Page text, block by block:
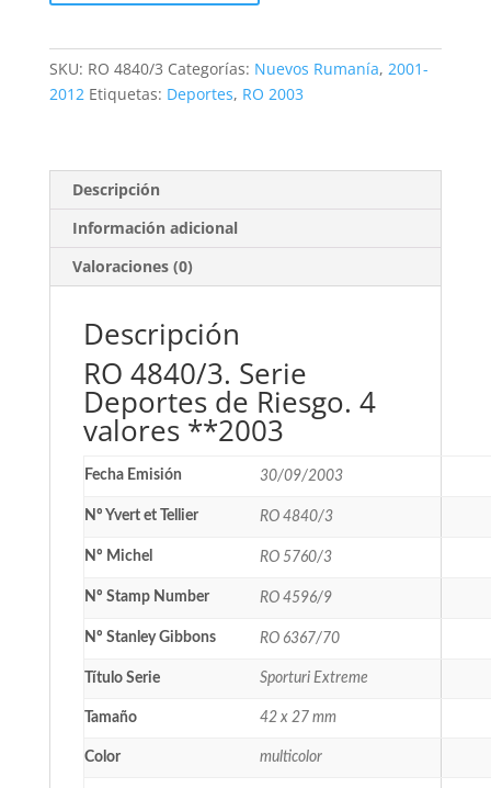
de
Riesgo.
cantidad
SKU: RO 4840/3 Categorías: Nuevos Rumanía, 2001-
2012 Etiquetas: Deportes, RO 2003
Descripción
Información adicional
Valoraciones (0)
Descripción
RO 4840/3. Serie
Deportes de Riesgo. 4
valores **2003
Fecha Emisión 30/09/2003
Nº Yvert et Tellier RO 4840/3
Nº Michel RO 5760/3
Nº Stamp Number RO 4596/9
Nº Stanley Gibbons RO 6367/70
Título Serie Sporturi Extreme
Tamaño 42 x 27 mm
Color multicolor